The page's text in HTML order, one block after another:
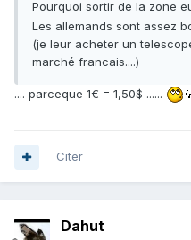
Pourquoi sortir de la zone
Les allemands sont assez
(je leur acheter un
marché francais....)
.... parceque 1€ = 1,50$ ......
Citer
Dahut